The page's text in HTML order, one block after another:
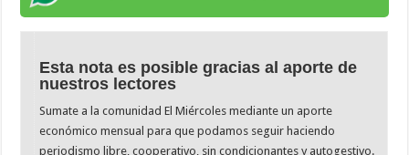
Esta nota es posible gracias al aporte de
nuestros lectores
Sumate a la comunidad El Miércoles mediante un aporte
económico mensual para que podamos seguir haciendo
periodismo libre, cooperativo, sin condicionantes y autogestivo.